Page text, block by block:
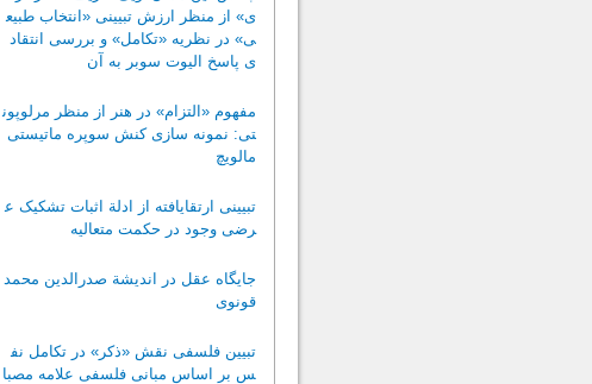
ی» از منظر ارزش تبیینی «انتخاب طبیع
ی» در نظریه «تکامل» و بررسی انتقاد
ی پاسخ الیوت سوبر به آن
مفهوم «التزام» در هنر از منظر مرلوپون
تی: نمونه سازی کنش سوپره ماتیستی
مالویچ
تبیینی ارتقایافته از ادلة اثبات تشکیک ع
رضی وجود در حکمت متعالیه
جایگاه عقل در اندیشة صدرالدین محمد
قونوی
تبیین فلسفی نقش «ذکر» در تکامل نف
س بر اساس مبانی فلسفی علامه مصبا